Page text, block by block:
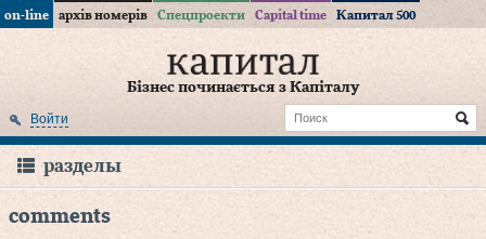
on-line архів номерів Спецпроекти Capital time Капитал 500
Бізнес починається з Капіталу
Войти
разделы
comments